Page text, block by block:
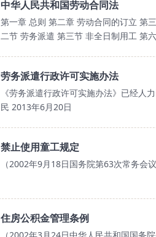
中华人民共和国劳动合同法
第一章 总则 第二章 劳动合同的订立 第
二节 劳务派遣 第三节 非全日制用工 第
劳务派遣行政许可实施办法
《劳务派遣行政许可实施办法》已经
民 2013年6月20日
禁止使用童工规定
（2002年9月18日国务院第63次常务会
住房公积金管理条例